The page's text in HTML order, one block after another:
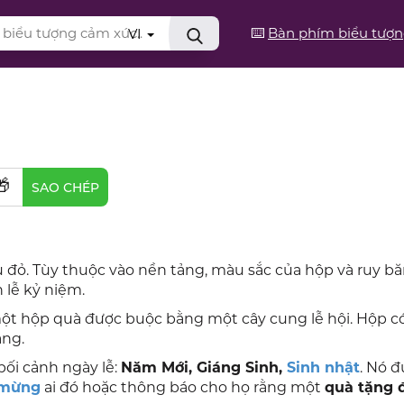
⌨️ Bàn phím biểu
VI
SAO CHÉP
Tùy thuộc vào nền tảng, màu sắc của hộp và ruy
lễ kỷ niệm.
hộp quà được buộc bằng một cây cung lễ hội. Hộp
cảnh ngày lễ: Năm Mới, Giáng Sinh, Sinh nhật. Nó
ai đó hoặc thông báo cho họ rằng một quà tặng